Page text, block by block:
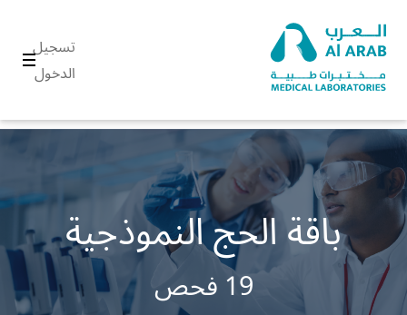
تسجيل
الدخول
باقة الحج النموذجية
19 فحص